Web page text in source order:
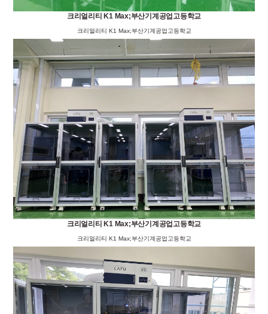
크리얼리티 K1 Max;부산기계공업고등학교
크리얼리티 K1 Max;부산기계공업고등학교
크리얼리티 K1 Max;부산기계공업고등학교
크리얼리티 K1 Max;부산기계공업고등학교